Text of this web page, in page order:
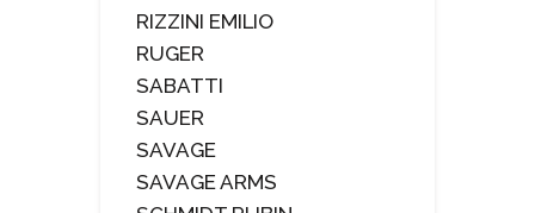
RIZZINI EMILIO
RUGER
SABATTI
SAUER
SAVAGE
SAVAGE ARMS